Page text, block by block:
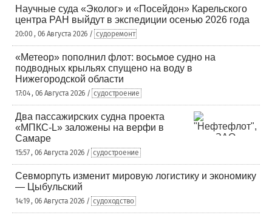
Научные суда «Эколог» и «Посейдон» Карельского
центра РАН выйдут в экспедиции осенью 2026 года
20:00 , 06 Августа 2026 / судоремонт
«Метеор» пополнил флот: восьмое судно на
подводных крыльях спущено на воду в
Нижегородской области
17:04 , 06 Августа 2026 / судостроение
Два пассажирских судна проекта
«МПКС-L» заложены на верфи в
Самаре
15:57 , 06 Августа 2026 / судостроение
Севморпуть изменит мировую логистику и экономику
— Цыбульский
14:19 , 06 Августа 2026 / судоходство